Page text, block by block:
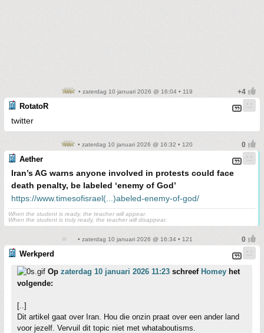
• zaterdag 10 januari 2026 @ 16:04 • 119
RotatoR
twitter
• zaterdag 10 januari 2026 @ 16:32 • 120
Aether
Iran’s AG warns anyone involved in protests could face
death penalty, be labeled ‘enemy of God’
https://www.timesofisrael(...)abeled-enemy-of-god/
When the student is ready, the teacher will appear.
When the student is truly ready, the teacher will disappear.
• zaterdag 10 januari 2026 @ 16:34 • 121
Werkperd
Op zaterdag 10 januari 2026 11:23 schreef Homey het
volgende:
[..]
Dit artikel gaat over Iran. Hou die onzin praat over een ander land
voor jezelf. Vervuil dit topic niet met whataboutisms.